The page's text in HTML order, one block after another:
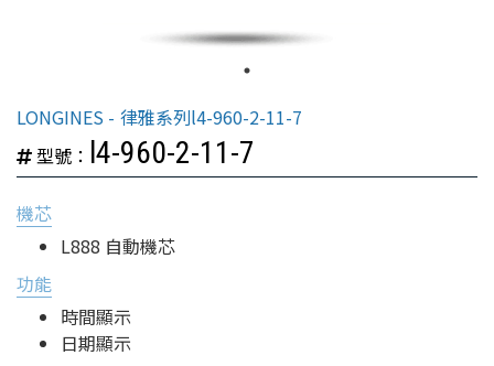
LONGINES
律雅系列l4-960-2-11-7
型號： l4-960-2-11-7
機芯
L888 自動機芯
功能
時間顯示
日期顯示